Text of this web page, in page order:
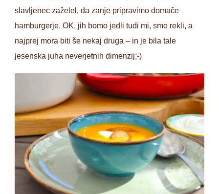
slavljenec zaželel, da zanje pripravimo domače
hamburgerje. OK, jih bomo jedli tudi mi, smo rekli, a
najprej mora biti še nekaj druga – in je bila tale
jesenska juha neverjetnih dimenzij;-)